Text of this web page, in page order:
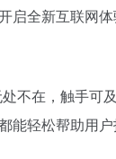
不在，触手可
能轻松帮助用